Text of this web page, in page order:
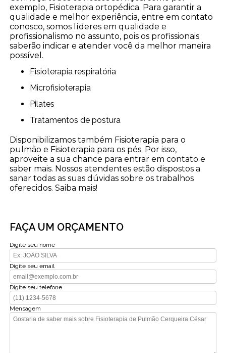
exemplo, Fisioterapia ortopédica. Para garantir a
qualidade e melhor experiência, entre em contato
conosco, somos líderes em qualidade e
profissionalismo no assunto, pois os profissionais
saberão indicar e atender você da melhor maneira
possível.
Fisioterapia respiratória
Microfisioterapia
Pilates
Tratamentos de postura
Disponibilizamos também Fisioterapia para o
pulmão e Fisioterapia para os pés. Por isso,
aproveite a sua chance para entrar em contato e
saber mais. Nossos atendentes estão dispostos a
sanar todas as suas dúvidas sobre os trabalhos
oferecidos. Saiba mais!
FAÇA UM ORÇAMENTO
Digite seu nome
Digite seu email
Digite seu telefone
Mensagem